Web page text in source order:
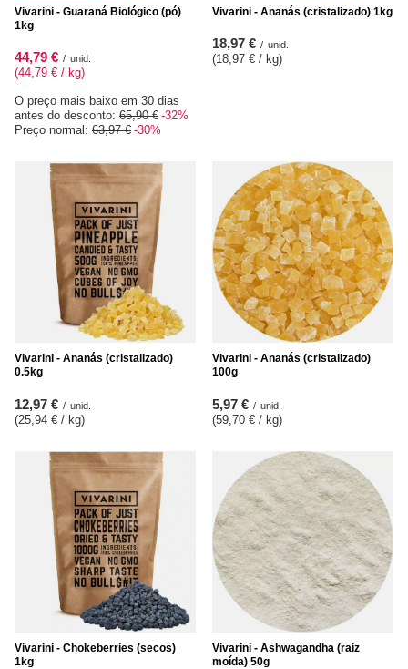
Vivarini - Guaraná Biológico (pó)
1kg
44,79 € / unid.
(44,79 € / kg)
O preço mais baixo em 30 dias
antes do desconto: 65,90 € -32%
Preço normal: 63,97 € -30%
Vivarini - Ananás (cristalizado) 1kg
18,97 € / unid.
(18,97 € / kg)
Vivarini - Ananás (cristalizado)
0.5kg
12,97 € / unid.
(25,94 € / kg)
Vivarini - Ananás (cristalizado)
100g
5,97 € / unid.
(59,70 € / kg)
Vivarini - Chokeberries (secos)
1kg
Vivarini - Ashwagandha (raiz
moída) 50g